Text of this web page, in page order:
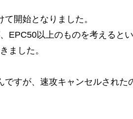
開始となりました。
EPC50以上のものを考えると
ました。
ですが、速攻キャンセルされ